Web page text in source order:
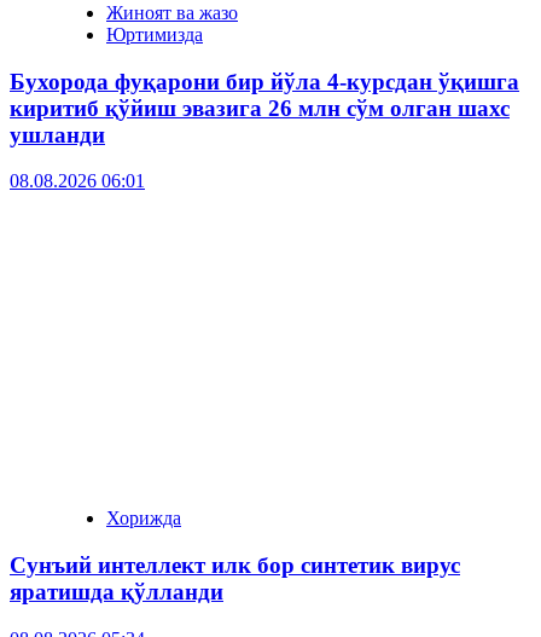
Жиноят ва жазо
Юртимизда
Бухорода фуқарони бир йўла 4-курсдан ўқишга
киритиб қўйиш эвазига 26 млн сўм олган шахс
ушланди
08.08.2026 06:01
Хорижда
Сунъий интеллект илк бор синтетик вирус
яратишда қўлланди